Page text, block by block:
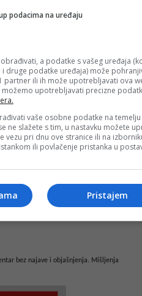
bez najave i objašnjenja. Mišljenja
podacima na uređaju
a podatke s vašeg uređaja
druge podatke uređaja) može
partner ili ih može upotrebljavati ova
možemo upotrebljavati precizne
vaše osobne podatke na temelju
ne slažete s tim, u nastavku možete
vezu pri dnu ove stranice ili na
ili povlačenje pristanka u
Pristajem